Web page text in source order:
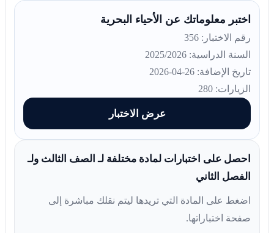
اختبر معلوماتك عن الأحياء البحرية
رقم الاختبار: 356
السنة الدراسية: 2025/2026
تاريخ الإضافة: 26-04-2026
الزيارات: 280
عرض الاختبار
احصل على اختبارات لمادة مختلفة لـ الصف الثالث ولـ
الفصل الثاني
اضغط على المادة التي تريدها ليتم نقلك مباشرة إلى
صفحة اختباراتها.